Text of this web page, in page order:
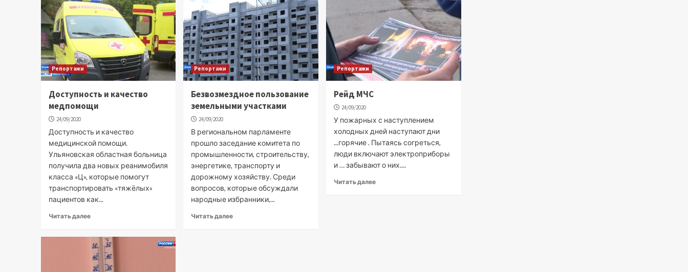
Репортажи
Доступность и качество
медпомощи
24/09/2020
Доступность и качество
медицинской помощи.
Ульяновская областная больница
получила два новых реанимобиля
класса «Ц», которые помогут
транспортировать «тяжёлых»
пациентов как...
Читать далее
Репортажи
Безвозмездное пользование
земельными участками
24/09/2020
В региональном парламенте
прошло заседание комитета по
промышленности, строительству,
энергетике, транспорту и
дорожному хозяйству. Среди
вопросов, которые обсуждали
народные избранники,...
Читать далее
Репортажи
Рейд МЧС
24/09/2020
У пожарных с наступлением
холодных дней наступают дни
...горячие . Пытаясь согреться,
люди включают электроприборы
и … забывают о них....
Читать далее